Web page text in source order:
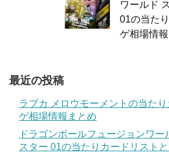
ワールド
01の当た
ゲ相場情報
最近の投稿
ラブカ メロウモーメントの当た
ゲ相場情報まとめ
ドラゴンボールフュージョンワ
スター 01の当たりカードリスト